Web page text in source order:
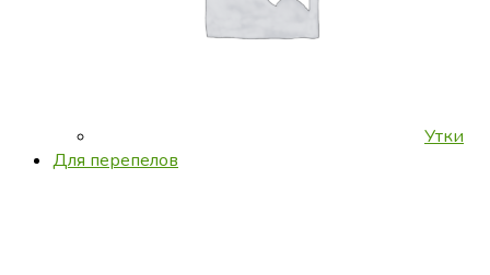
Утки
Для перепелов